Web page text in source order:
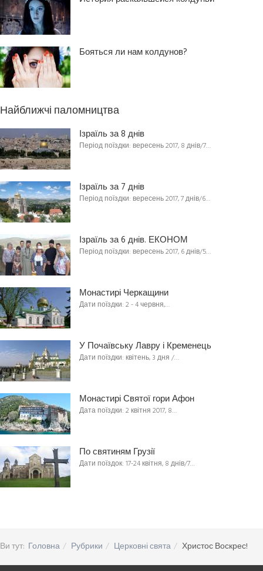
Бояться ли нам колдунов?
Найближчі паломництва
Ізраїль за 8 днів
Період поїздки: вересень 2017, 8 днів/7…
Ізраїль за 7 днів
Період поїздки: вересень 2017, 7 днів/6…
Ізраїль за 6 днів. ЕКОНОМ
Період поїздки: вересень 2017, 6 днів/5…
Монастирі Черкащини
Дати поїздки: 2 - 4 червня,…
У Почаївську Лавру і Кременець
Дати поїздки: квітень, 3 дня /…
Монастирі Святої гори Афон
Дата поїздки: 2 квітня 2017, 8…
По святиням Грузії
Дати поїздок: 17-24 квітня, 8 днів/7…
Ви тут: Головна Рубрики Церковні свята Христос Воскрес!